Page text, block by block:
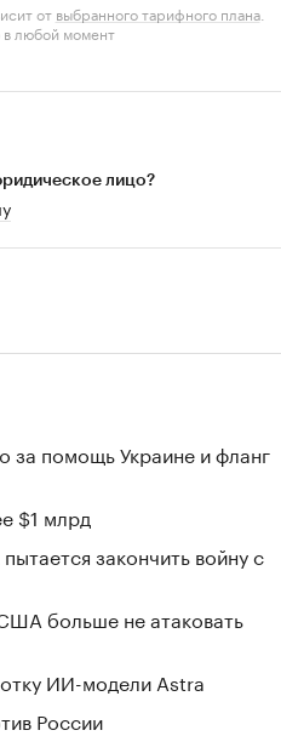
от выбранного тарифного плана.
любой момент
лицо?
за помощь Украине и фланг
$1 млрд
закончить войну с
больше не атаковать
ИИ-модели Astra
России